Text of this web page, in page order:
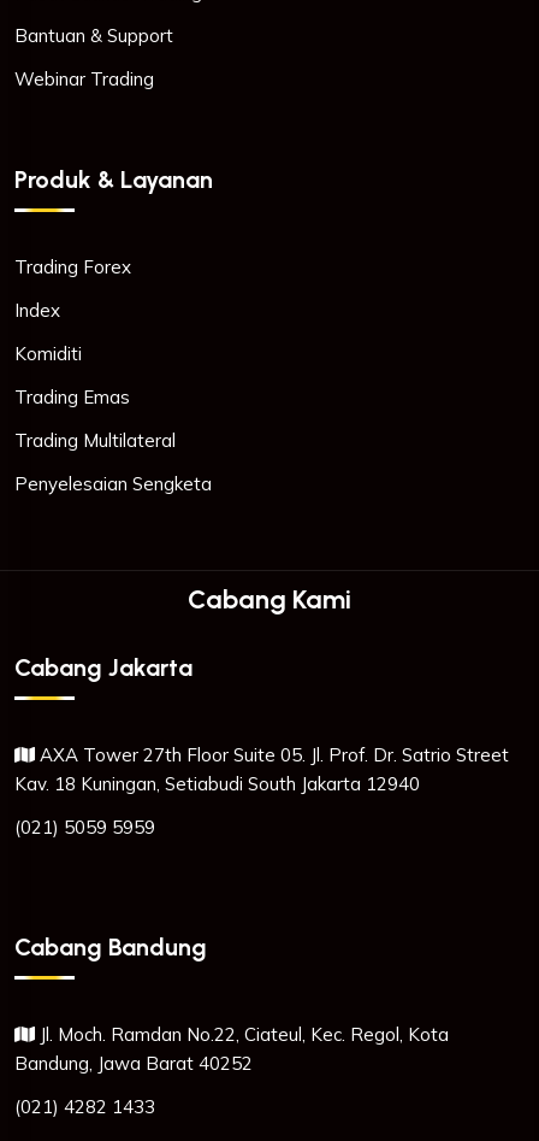
Bantuan & Support
Webinar Trading
Produk & Layanan
Trading Forex
Index
Komiditi
Trading Emas
Trading Multilateral
Penyelesaian Sengketa
Cabang Kami
Cabang Jakarta
AXA Tower 27th Floor Suite 05. Jl. Prof. Dr. Satrio Street
Kav. 18 Kuningan, Setiabudi South Jakarta 12940
(021) 5059 5959
Cabang Bandung
Jl. Moch. Ramdan No.22, Ciateul, Kec. Regol, Kota
Bandung, Jawa Barat 40252
(021) 4282 1433